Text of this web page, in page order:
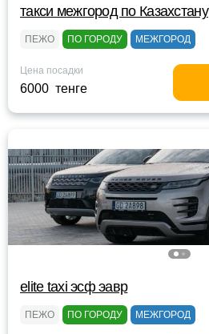
такси межгород по Казахстану
ПЕЖО ПО ГОРОДУ МЕЖГОРОД
Цена посадки
6000 тенге
elite taxi эсф эавр
ПЕЖО ПО ГОРОДУ МЕЖГОРОД